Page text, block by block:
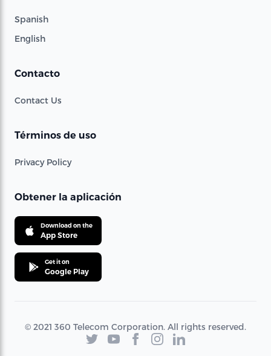
Spanish
English
Contacto
Contact Us
Términos de uso
Privacy Policy
Obtener la aplicación
Download on the
App Store
Get it on
Google Play
© 2021 360 Telecom Corporation. All rights reserved.